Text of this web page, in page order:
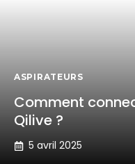
ASPIRATEURS
Comment
Qilive ?
5 avril 2025